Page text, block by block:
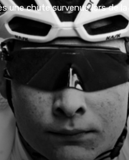
chute survenue lors de la